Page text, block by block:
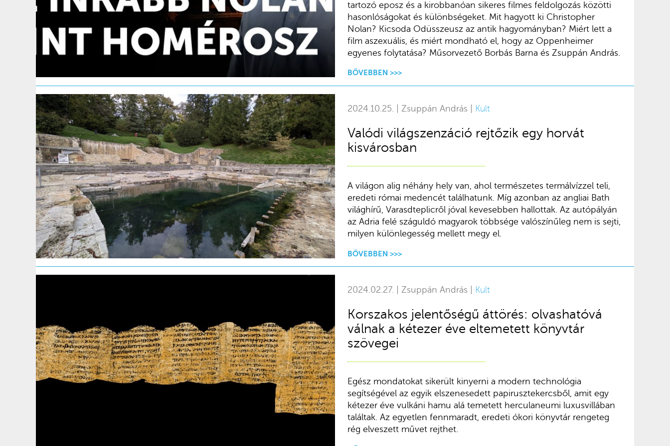
tartozó eposz és a kirobbanóan sikeres filmes feldolgozás közötti
hasonlóságokat és különbségeket. Mit hagyott ki Christopher
Nolan? Kicsoda Odüsszeusz az antik hagyományban? Miért lett a
film aszexuális, és miért mondható el, hogy az Oppenheimer
egyenes folytatása? Műsorvezető Borbás Barna és Zsuppán András.
BŐVEBBEN >>>
2024.10.25. | Zsuppán András | Kult
Valódi világszenzáció rejtőzik egy horvát
kisvárosban
A világon alig néhány hely van, ahol természetes termálvízzel teli,
eredeti római medencét találhatunk. Míg azonban az angliai Bath
világhírű, Varasdteplicről jóval kevesebben hallottak. Az autópályán
az Adria felé száguldó magyarok többsége valószínűleg nem is sejti,
milyen különlegesség mellett megy el.
BŐVEBBEN >>>
2024.02.27. | Zsuppán András | Kult
Korszakos jelentőségű áttörés: olvashatóvá
válnak a kétezer éve eltemetett könyvtár
szövegei
Egész mondatokat sikerült kinyerni a modern technológia
segítségével az egyik elszenesedett papirusztekercsből, amit egy
kétezer éve vulkáni hamu alá temetett herculaneumi luxusvillában
találtak. Az egyetlen fennmaradt, eredeti ókori könyvtár rengeteg
rég elveszett művet rejthet.